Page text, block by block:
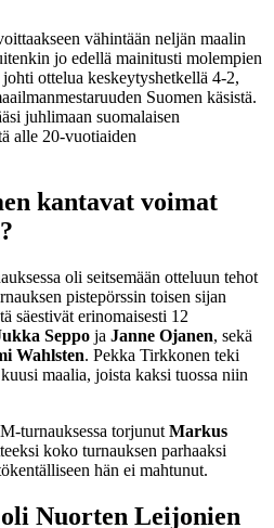
vähintään neljän maalin
jo edellä mainitusti molempien
ottelua keskeytyshetkellä 4-2,
Suomen käsistä.
juhlimaan suomalaisen
alle 20-vuotiaiden
kantavat voimat
oli seitsemään otteluun tehot
pistepörssin toisen sijan
säestivät erinomaisesti 12
Seppo ja Janne Ojanen, sekä
Wahlsten. Pekka Tirkkonen teki
maalia, joista kaksi tuossa niin
turnauksessa torjunut Markus
koko turnauksen parhaaksi
hän ei mahtunut.
Nuorten Leijonien